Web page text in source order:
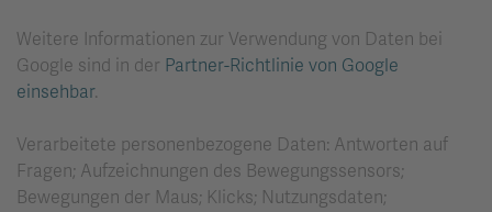
Weitere Informationen zur Verwendung von Daten bei
Google sind in der Partner-Richtlinie von Google
einsehbar.
Verarbeitete personenbezogene Daten: Antworten auf
Fragen; Aufzeichnungen des Bewegungssensors;
Bewegungen der Maus; Klicks; Nutzungsdaten;